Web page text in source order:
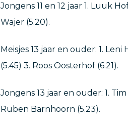
Jongens 11 en 12 jaar 1. Luuk
Wajer (5.20).
Meisjes 13 jaar en ouder: 1.
(5.45) 3. Roos Oosterhof (6.21).
Jongens 13 jaar en ouder: 1.
Ruben Barnhoorn (5.23).